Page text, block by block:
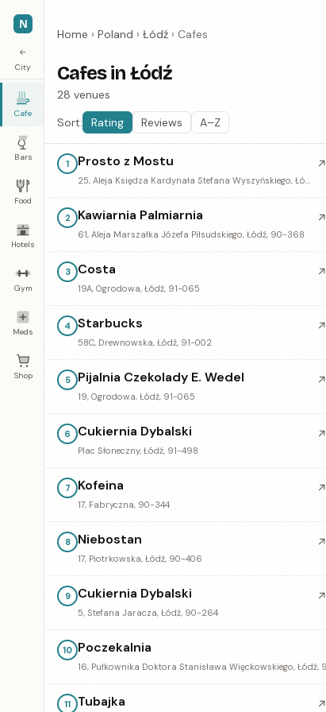
N
←
City
Cafe
Bars
Food
Hotels
Gym
Meds
Shop
Home › Poland › Łódź › Cafes
Cafes in Łódź
28 venues
Sort:
Rating Reviews A–Z
1 Prosto z Mostu
25, Aleja Księdza Kardynała Stefana Wyszyńskiego, Łódź, 94-048
↗
2 Kawiarnia Palmiarnia
61, Aleja Marszałka Józefa Piłsudskiego, Łódź, 90-368
↗
3 Costa
19A, Ogrodowa, Łódź, 91-065
↗
4 Starbucks
58C, Drewnowska, Łódź, 91-002
↗
5 Pijalnia Czekolady E. Wedel
19, Ogrodowa, Łódź, 91-065
↗
6 Cukiernia Dybalski
Plac Słoneczny, Łódź, 91-498
↗
7 Kofeina
17, Fabryczna, 90-344
↗
8 Niebostan
17, Piotrkowska, Łódź, 90-406
↗
9 Cukiernia Dybalski
5, Stefana Jaracza, Łódź, 90-264
↗
10 Poczekalnia
11 Tubajka ↗